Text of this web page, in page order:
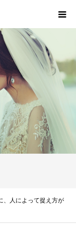
、人によって捉え方が